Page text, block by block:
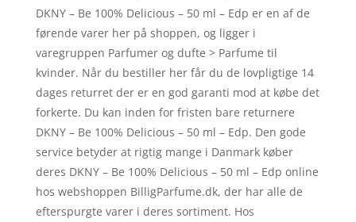
DKNY – Be 100% Delicious – 50 ml – Edp er en af de
førende varer her på shoppen, og ligger i
varegruppen Parfumer og dufte > Parfume til
kvinder. Når du bestiller her får du de lovpligtige 14
dages returret der er en god garanti mod at købe det
forkerte. Du kan inden for fristen bare returnere
DKNY – Be 100% Delicious – 50 ml – Edp. Den gode
service betyder at rigtig mange i Danmark køber
deres DKNY – Be 100% Delicious – 50 ml – Edp online
hos webshoppen BilligParfume.dk, der har alle de
efterspurgte varer i deres sortiment. Hos